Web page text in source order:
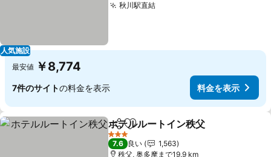
人気施設
秋川駅直結料金を表示
最安値 ￥8,774
7件のサイトの料金を表示 料金を表示
シェアお気に入りに追加
ホテルルートイン秩父
3 ホテルのランク
7.6 良い
1,563
秩父, 奥多摩まで19.9 km